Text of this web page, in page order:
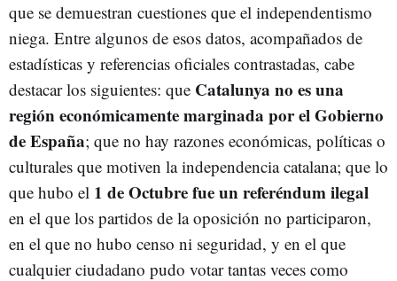
que se demuestran cuestiones que el independentismo
niega. Entre algunos de esos datos, acompañados de
estadísticas y referencias oficiales contrastadas, cabe
destacar los siguientes: que Catalunya no es una
región económicamente marginada por el Gobierno
de España; que no hay razones económicas, políticas o
culturales que motiven la independencia catalana; que lo
que hubo el 1 de Octubre fue un referéndum ilegal
en el que los partidos de la oposición no participaron,
en el que no hubo censo ni seguridad, y en el que
cualquier ciudadano pudo votar tantas veces como